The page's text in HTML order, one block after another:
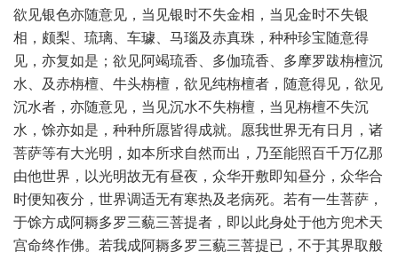
欲见银色亦随意见，当见银时不失金相，当见金时不失银
相，颇梨、琉璃、车璩、马瑙及赤真珠，种种珍宝随意得
见，亦复如是；欲见阿竭琉香、多伽琉香、多摩罗跋栴檀沉
水、及赤栴檀、牛头栴檀，欲见纯栴檀者，随意得见，欲见
沉水者，亦随意见，当见沉水不失栴檀，当见栴檀不失沉
水，馀亦如是，种种所愿皆得成就。愿我世界无有日月，诸
菩萨等有大光明，如本所求自然而出，乃至能照百千万亿那
由他世界，以光明故无有昼夜，众华开敷即知昼分，众华合
时便知夜分，世界调适无有寒热及老病死。若有一生菩萨，
于馀方成阿耨多罗三藐三菩提者，即以此身处于他方兜术天
宫命终作佛。若我成阿耨多罗三藐三菩提已，不于其界取般